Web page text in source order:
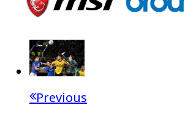
Previous